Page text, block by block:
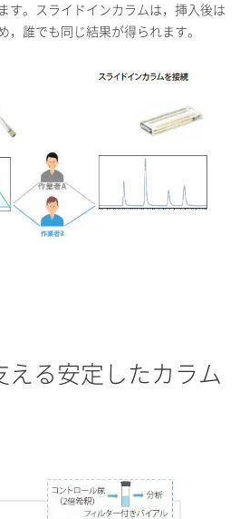
す。スライドインカラムは，挿入後は
，誰でも同じ結果が得られます。
える安定したカラム